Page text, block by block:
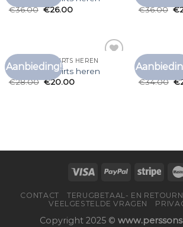
€36.00 €26.00
€36.00 €
Aanbieding!
aan
GRAPPIGE T SHIRTS HEREN
grappige t shirts heren
€28.00 €20.00
GRAPPIGE T
grappige t
€34.00 €
CONTACT
TERUGBETAAL- EN
VEELGESTELDE VRAGEN
Copyright 2025 ©